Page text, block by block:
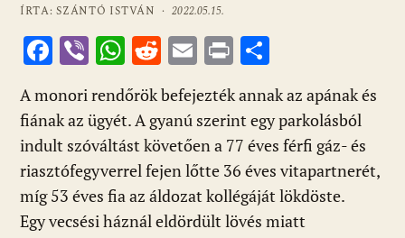
ÍRTA: SZÁNTÓ ISTVÁN ·2022.05.15.
F
e
b
o
o
k
Vi
er
W
h
at
s
A
p
p
R
e
d
di
t
E
ai
l
Pr
t
ss
za
m
e
g
A monori rendőrök befejezték annak az apának és
fiának az ügyét. A gyanú szerint egy parkolásból
indult szóváltást követően a 77 éves férfi gáz- és
riasztófegyverrel fejen lőtte 36 éves vitapartnerét,
míg 53 éves fia az áldozat kollégáját lökdöste.
Egy vecsési háznál eldördült lövés miatt